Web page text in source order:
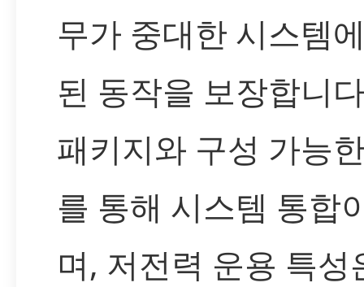
무가 중대한 시스템
된 동작을 보장합니
패키지와 구성 가능
를 통해 시스템 통합
며, 저전력 운용 특성